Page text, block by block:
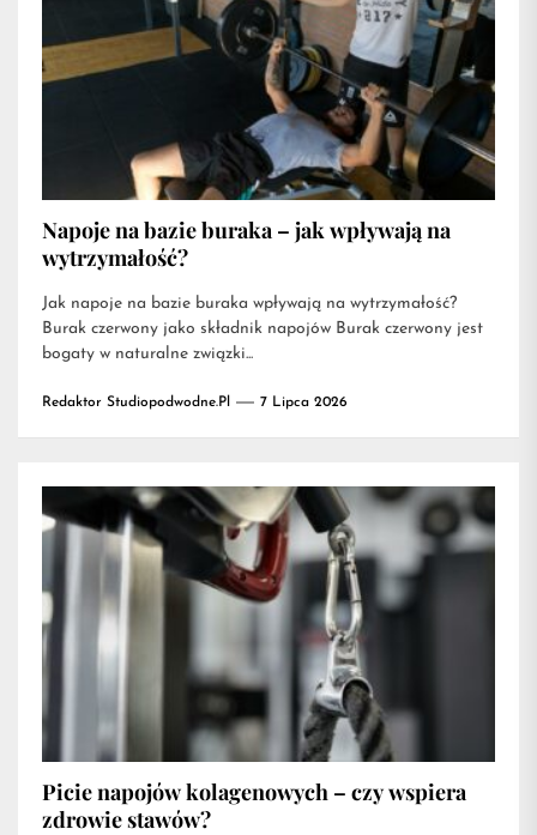
Napoje na bazie buraka – jak wpływają na
wytrzymałość?
Jak napoje na bazie buraka wpływają na wytrzymałość?
Burak czerwony jako składnik napojów Burak czerwony jest
bogaty w naturalne związki...
Redaktor Studiopodwodne.pl 7 Lipca 2026
Picie napojów kolagenowych – czy wspiera
zdrowie stawów?